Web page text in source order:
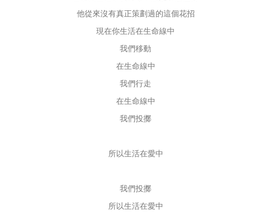
他從來沒有真正策劃過的這個花招
現在你生活在生命線中
我們移動
在生命線中
我們行走
在生命線中
我們投擲
所以生活在愛中
我們投擲
所以生活在愛中